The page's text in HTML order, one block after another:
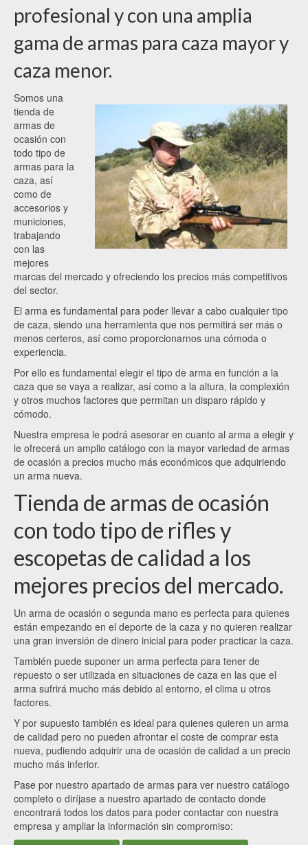
profesional y con una amplia
gama de armas para caza mayor y
caza menor.
Somos una
tienda de
armas de
ocasión con
todo tipo de
armas para la
caza, así
como de
accesorios y
municiones,
trabajando
con las
mejores
marcas del mercado y ofreciendo los precios más competitivos
del sector.
El arma es fundamental para poder llevar a cabo cualquier tipo
de caza, siendo una herramienta que nos permitirá ser más o
menos certeros, así como proporcionarnos una cómoda o
experiencia.
Por ello es fundamental elegir el tipo de arma en función a la
caza que se vaya a realizar, así como a la altura, la complexión
y otros muchos factores que permitan un disparo rápido y
cómodo.
Nuestra empresa le podrá asesorar en cuanto al arma a elegir y
le ofrecerá un amplio catálogo con la mayor variedad de armas
de ocasión a precios mucho más económicos que adquiriendo
un arma nueva.
Tienda de armas de ocasión
con todo tipo de rifles y
escopetas de calidad a los
mejores precios del mercado.
Un arma de ocasión o segunda mano es perfecta para quienes
están empezando en el deporte de la caza y no quieren realizar
una gran inversión de dinero inicial para poder practicar la caza.
También puede suponer un arma perfecta para tener de
repuesto o ser utilizada en situaciones de caza en las que el
arma sufrirá mucho más debido al entorno, el clima u otros
factores.
Y por supuesto también es ideal para quienes quieren un arma
de calidad pero no pueden afrontar el coste de comprar esta
nueva, pudiendo adquirir una de ocasión de calidad a un precio
mucho más inferior.
Pase por nuestro apartado de armas para ver nuestro catálogo
completo o diríjase a nuestro apartado de contacto donde
encontrará todos los datos para poder contactar con nuestra
empresa y ampliar la información sin compromiso: